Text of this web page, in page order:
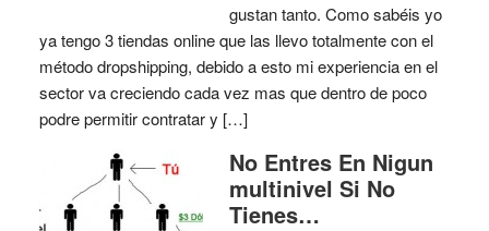
gustan tanto. Como sabéis yo
ya tengo 3 tiendas online que las llevo totalmente con el
método dropshipping, debido a esto mi experiencia en el
sector va creciendo cada vez mas que dentro de poco
podre permitir contratar y […]
No Entres En Nigun
multinivel Si No
Tienes…